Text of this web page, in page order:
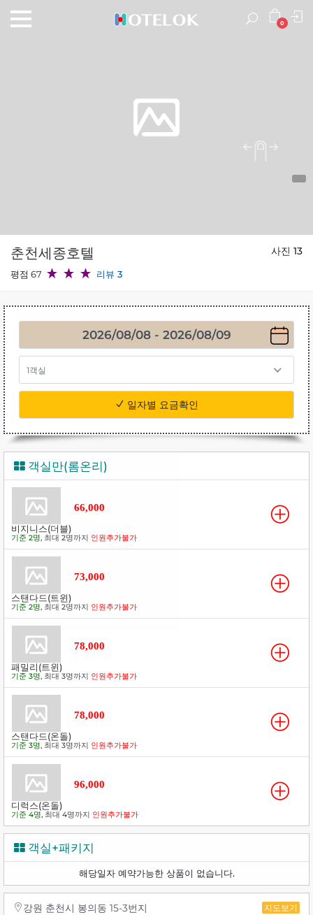
춘천세종호텔
평점 67 리뷰 3
사진 13
1객실
일자별 요금확인
객실만(롬온리)
66,000
비지니스(더블)
기준 2명, 최대 2명까지 인원추가불가
73,000
스탠다드(트윈)
기준 2명, 최대 2명까지 인원추가불가
78,000
패밀리(트윈)
기준 3명, 최대 3명까지 인원추가불가
78,000
스탠다드(온돌)
기준 3명, 최대 3명까지 인원추가불가
96,000
디럭스(온돌)
기준 4명, 최대 4명까지 인원추가불가
객실+패키지
해당일자 예약가능한 상품이 없습니다.
강원 춘천시 봉의동 15-3번지 지도보기
0